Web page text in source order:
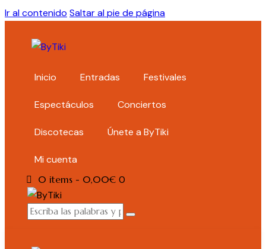
Ir al contenido Saltar al pie de página
Inicio Entradas Festivales
Espectáculos Conciertos
Discotecas Únete a ByTiki
Mi cuenta
0 items - 0,00€ 0